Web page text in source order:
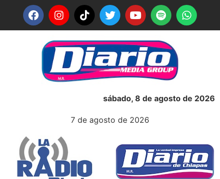
sábado, 8 de agosto de 2026
7 de agosto de 2026